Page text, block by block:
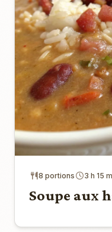
8 portions 3 h 15
Soupe aux